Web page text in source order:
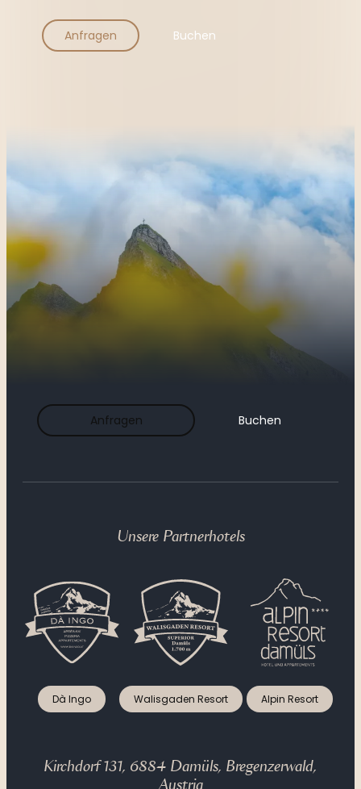
Anfragen Buchen
Anfragen Buchen
Unsere Partnerhotels
Dà Ingo Walisgaden Resort Alpin Resort
Kirchdorf 131, 6884 Damüls, Bregenzerwald,